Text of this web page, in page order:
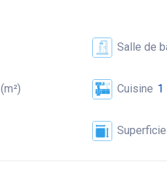
(m²)
Salle de
Cuisine 1